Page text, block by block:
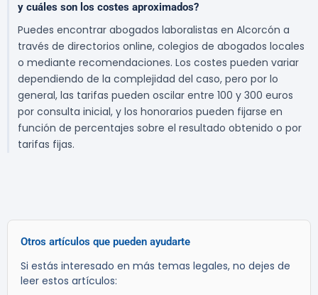
y cuáles son los costes aproximados?
Puedes encontrar abogados laboralistas en Alcorcón a
través de directorios online, colegios de abogados locales
o mediante recomendaciones. Los costes pueden variar
dependiendo de la complejidad del caso, pero por lo
general, las tarifas pueden oscilar entre 100 y 300 euros
por consulta inicial, y los honorarios pueden fijarse en
función de percentajes sobre el resultado obtenido o por
tarifas fijas.
Otros artículos que pueden ayudarte
Si estás interesado en más temas legales, no dejes de
leer estos artículos: